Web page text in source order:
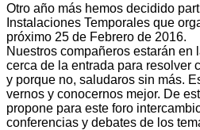
Otro año más hemos decidido
Instalaciones Temporales que
próximo 25 de Febrero de 2016.
Nuestros compañeros estarán en
cerca de la entrada para resolver
y porque no, saludaros sin más.
vernos y conocernos mejor. De
propone para este foro
conferencias y debates de los